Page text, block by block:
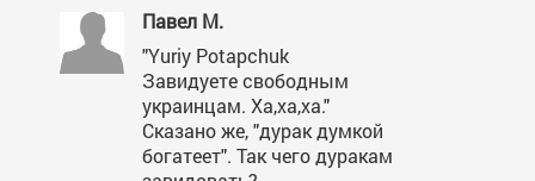
Павел М.
"Yuriy Potapchuk
Завидуете свободным
украинцам. Ха,ха,ха."
Сказано же, "дурак думкой
богатеет". Так чего дуракам